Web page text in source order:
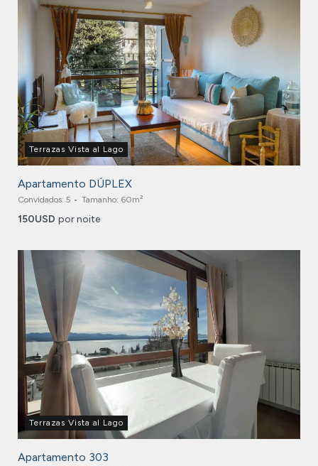
Terrazas Vista al Lago
Apartamento DÚPLEX
Convidados: 5 Tamanho: 60m²
150USD por noite
Terrazas Vista al Lago
Apartamento 303